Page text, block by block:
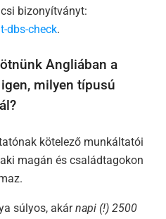
bizonyítványt:
dbs-check.
Angliában a
milyen típusú
kötelező munkáltatói
magán és családtagokon
súlyos, akárnapi (!) 2500